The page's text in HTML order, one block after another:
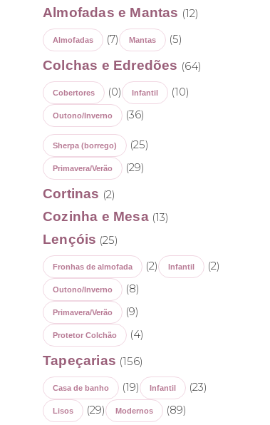
Almofadas e Mantas (12)
Almofadas (7) Mantas (5)
Colchas e Edredões (64)
Cobertores (0) Infantil (10)
Outono/Inverno (36)
Sherpa (borrego) (25)
Primavera/Verão (29)
Cortinas (2)
Cozinha e Mesa (13)
Lençóis (25)
Fronhas de almofada (2) Infantil (2)
Outono/Inverno (8)
Primavera/Verão (9)
Protetor Colchão (4)
Tapeçarias (156)
Casa de banho (19) Infantil (23)
Lisos (29) Modernos (89)